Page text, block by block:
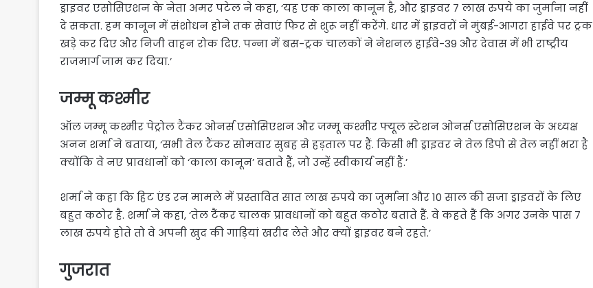
ड्राइवर एसोसिएशन के नेता अमर पटेल ने कहा, ‘यह एक काला कानून है, और ड्राइवर 7 लाख रुपये का जुर्माना नहीं
दे सकता. हम कानून में संशोधन होने तक सेवाएं फिर से शुरू नहीं करेंगे. धार में ड्राइवरों ने मुंबई-आगरा हाईवे पर ट्रक
खड़े कर दिए और निजी वाहन रोक दिए. पन्ना में बस-ट्रक चालकों ने नेशनल हाईवे-39 और देवास में भी राष्ट्रीय
राजमार्ग जाम कर दिया.’
जम्मू कश्मीर
ऑल जम्मू कश्मीर पेट्रोल टैंकर ओनर्स एसोसिएशन और जम्मू कश्मीर फ्यूल स्टेशन ओनर्स एसोसिएशन के अध्यक्ष
अनन शर्मा ने बताया, ‘सभी तेल टैंकर सोमवार सुबह से हड़ताल पर हैं. किसी भी ड्राइवर ने तेल डिपो से तेल नहीं भरा है
क्योंकि वे नए प्रावधानों को ‘काला कानून’ बताते हैं, जो उन्हें स्वीकार्य नहीं हैं.’
शर्मा ने कहा कि हिट एंड रन मामले में प्रस्तावित सात लाख रुपये का जुर्माना और 10 साल की सजा ड्राइवरों के लिए
बहुत कठोर है. शर्मा ने कहा, ‘तेल टैंकर चालक प्रावधानों को बहुत कठोर बताते हैं. वे कहते हैं कि अगर उनके पास 7
लाख रुपये होते तो वे अपनी खुद की गाड़ियां खरीद लेते और क्यों ड्राइवर बने रहते.’
गुजरात